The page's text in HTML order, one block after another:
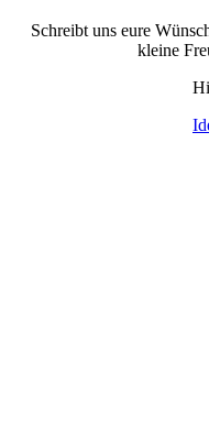
Schreibt uns eure
kleine